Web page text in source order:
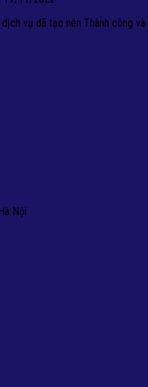
vụ đã tạo nên Thành công
Nội